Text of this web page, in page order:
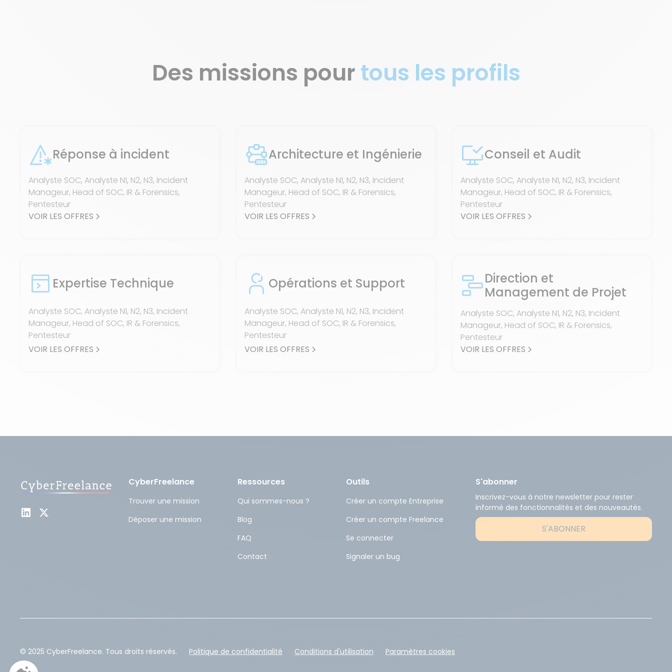
Des missions pourtous les profils
Réponse à incident
Analyste SOC, Analyste N1, N2, N3, Incident
Manageur, Head of SOC, IR & Forensics,
Pentesteur
VOIR LES OFFRES
Architecture et Ingénierie
Analyste SOC, Analyste N1, N2, N3, Incident
Manageur, Head of SOC, IR & Forensics,
Pentesteur
VOIR LES OFFRES
Conseil et Audit
Analyste SOC, Analyste N1, N2, N3, Incident
Manageur, Head of SOC, IR & Forensics,
Pentesteur
VOIR LES OFFRES
Expertise Technique
Analyste SOC, Analyste N1, N2, N3, Incident
Manageur, Head of SOC, IR & Forensics,
Pentesteur
VOIR LES OFFRES
Opérations et Support
Analyste SOC, Analyste N1, N2, N3, Incident
Manageur, Head of SOC, IR & Forensics,
Pentesteur
VOIR LES OFFRES
Direction et
Management de Projet
Analyste SOC, Analyste N1, N2, N3, Incident
Manageur, Head of SOC, IR & Forensics,
Pentesteur
VOIR LES OFFRES
CyberFreelance
Trouver une mission
Déposer une mission
Ressources
Qui sommes-nous ?
Blog
FAQ
Contact
Outils
Créer un compte Entreprise
Créer un compte Freelance
Se connecter
Signaler un bug
S'abonner
Inscrivez-vous à notre newsletter pour rester
informé des fonctionnalités et des nouveautés.
S'ABONNER
© 2025 CyberFreelance. Tous droits réservés. Politique de confidentialité Conditions d'utilisation Paramètres cookies